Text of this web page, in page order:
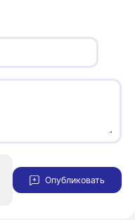
Опубликовать